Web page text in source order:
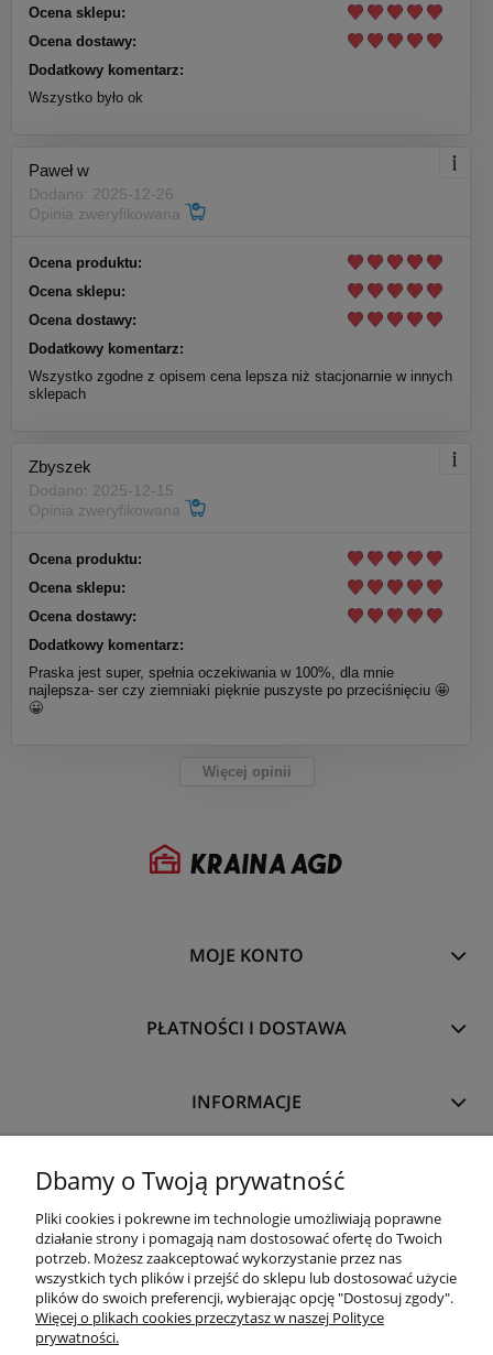
Ocena sklepu:
Ocena dostawy:
Dodatkowy komentarz:
Wszystko było ok
Paweł w
Dodano: 2025-12-26
Opinia zweryfikowana
Ocena produktu:
Ocena sklepu:
Ocena dostawy:
Dodatkowy komentarz:
Wszystko zgodne z opisem cena lepsza niż stacjonarnie w innych
sklepach
Zbyszek
Dodano: 2025-12-15
Opinia zweryfikowana
Ocena produktu:
Ocena sklepu:
Ocena dostawy:
Dodatkowy komentarz:
Praska jest super, spełnia oczekiwania w 100%, dla mnie
najlepsza- ser czy ziemniaki pięknie puszyste po przeciśnięciu 🤩
😀
Więcej opinii
MOJE KONTO
PŁATNOŚCI I DOSTAWA
INFORMACJE
O NAS
Dbamy o Twoją prywatność
Pliki cookies i pokrewne im technologie umożliwiają poprawne
działanie strony i pomagają nam dostosować ofertę do Twoich
potrzeb. Możesz zaakceptować wykorzystanie przez nas
wszystkich tych plików i przejść do sklepu lub dostosować użycie
plików do swoich preferencji, wybierając opcję "Dostosuj zgody".
Więcej o plikach cookies przeczytasz w naszej Polityce
prywatności.